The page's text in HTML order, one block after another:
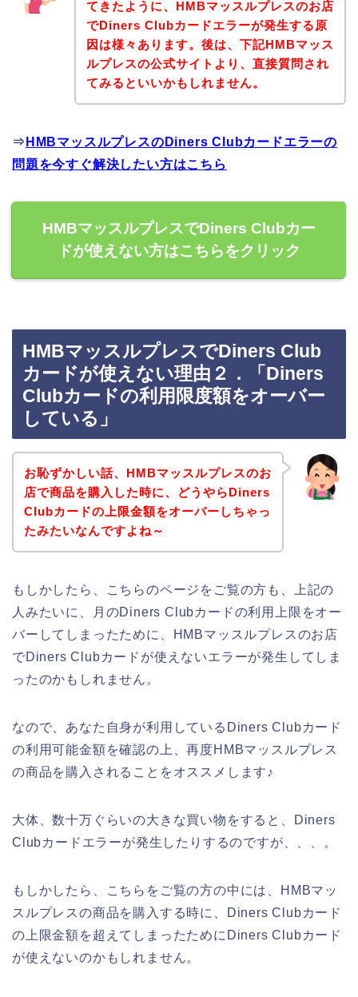
てきたように、HMBマッスルプレスのお店
でDiners Clubカードエラーが発生する原
因は様々あります。後は、下記HMBマッス
ルプレスの公式サイトより、直接質問され
てみるといいかもしれません。
⇒ HMBマッスルプレスのDiners Clubカードエラーの
問題を今すぐ解決したい方はこちら
HMBマッスルプレスでDiners Clubカー
ドが使えない方はこちらをクリック
HMBマッスルプレスでDiners Club
カードが使えない理由２．「Diners
Clubカードの利用限度額をオーバー
している」
お恥ずかしい話、HMBマッスルプレスのお
店で商品を購入した時に、どうやらDiners
Clubカードの上限金額をオーバーしちゃっ
たみたいなんですよね～
もしかしたら、こちらのページをご覧の方も、上記の
人みたいに、月のDiners Clubカードの利用上限をオー
バーしてしまったために、HMBマッスルプレスのお店
でDiners Clubカードが使えないエラーが発生してしま
ったのかもしれません。
なので、あなた自身が利用しているDiners Clubカード
の利用可能金額を確認の上、再度HMBマッスルプレス
の商品を購入されることをオススメします♪
大体、数十万ぐらいの大きな買い物をすると、Diners
Clubカードエラーが発生したりするのですが、、、。
もしかしたら、こちらをご覧の方の中には、HMBマッ
スルプレスの商品を購入する時に、Diners Clubカード
の上限金額を超えてしまったためにDiners Clubカード
が使えないのかもしれません。